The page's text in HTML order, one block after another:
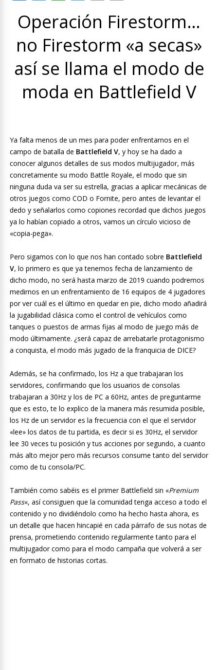
e
b
o
o
k
itt
er
at
s
A
p
p
e
gr
a
m
ai
l
p
y
Li
n
k
Operación Firestorm…
no Firestorm «a secas»
así se llama el modo de
moda en Battlefield V
Ya falta menos de un mes para poder enfrentarnos en el
campo de batalla de Battlefield V, y hoy se ha dado a
conocer algunos detalles de sus modos multijugador, más
concretamente su modo Battle Royale, el modo que sin
ninguna duda va ser su estrella, gracias a aplicar mecánicas de
otros juegos como COD o Fornite, pero antes de levantar el
dedo y señalarlos como copiones recordad que dichos juegos
ya lo habían copiado a otros, vamos un círculo vicioso de
«copia-pega».
Pero sigamos con lo que nos han contado sobre Battlefield
V, lo primero es que ya tenemos fecha de lanzamiento de
dicho modo, no será hasta marzo de 2019 cuando podremos
medirnos en un enfrentamiento de 16 equipos de 4 jugadores
por ver cuál es el último en quedar en pie, dicho modo añadirá
la jugabilidad clásica como el control de vehículos como
tanques o puestos de armas fijas al modo de juego más de
modo últimamente. ¿será capaz de arrebatarle protagonismo
a conquista, el modo más jugado de la franquicia de DICE?
Además, se ha confirmado, los Hz a que trabajaran los
servidores, confirmando que los usuarios de consolas
trabajaran a 30Hz y los de PC a 60Hz, antes de preguntarme
que es esto, te lo explico de la manera más resumida posible,
los Hz de un servidor es la frecuencia con el que el servidor
«lee» los datos de tu partida, es decir si es 30Hz, el servidor
lee 30 veces tu posición y tus acciones por segundo, a cuanto
más alto mejor pero más recursos consume tanto del servidor
como de tu consola/PC.
También como sabéis es el primer Battlefield sin «Premium
Pass«, así consiguen que la comunidad tenga acceso a todo el
contenido y no dividiéndolo como ha hecho hasta ahora, es
un detalle que hacen hincapié en cada párrafo de sus notas de
prensa, prometiendo contenido regularmente tanto para el
multijugador como para el modo campaña que volverá a ser
en formato de historias cortas.